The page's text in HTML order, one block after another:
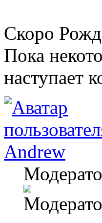
Скоро
Пока
наступает
Andrew